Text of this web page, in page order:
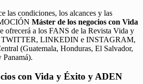
las condiciones, los alcances y las
Máster de los negocios con Vida
ofrecerá a los FANS de la Revista Vida y
TWITTER, LINKEDIN e INSTAGRAM,
(Guatemala, Honduras, El Salvador,
Panamá).
con Vida y Éxito y ADEN